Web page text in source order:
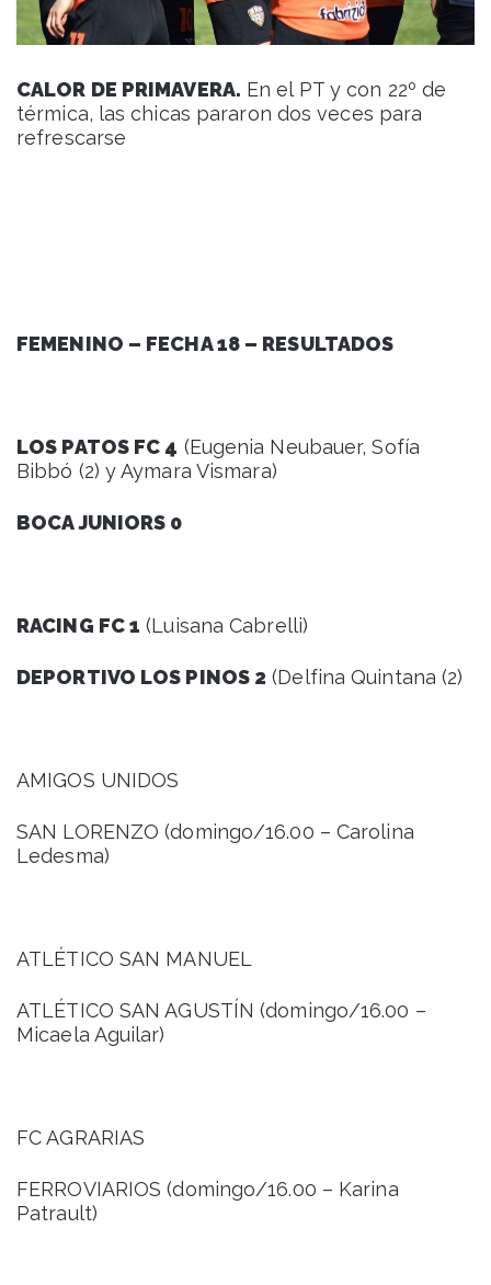
CALOR DE PRIMAVERA. En el PT y con 22º de
térmica, las chicas pararon dos veces para
refrescarse
FEMENINO – FECHA 18 – RESULTADOS
LOS PATOS FC 4 (Eugenia Neubauer, Sofía
Bibbó (2) y Aymara Vismara)
BOCA JUNIORS 0
RACING FC 1 (Luisana Cabrelli)
DEPORTIVO LOS PINOS 2 (Delfina Quintana (2)
AMIGOS UNIDOS
SAN LORENZO (domingo/16.00 – Carolina
Ledesma)
ATLÉTICO SAN MANUEL
ATLÉTICO SAN AGUSTÍN (domingo/16.00 –
Micaela Aguilar)
FC AGRARIAS
FERROVIARIOS (domingo/16.00 – Karina
Patrault)